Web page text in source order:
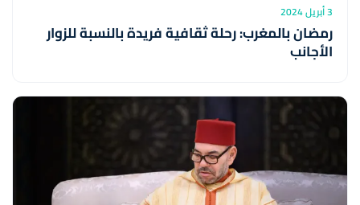
3 أبريل 2024
رمضان بالمغرب: رحلة ثقافية فريدة بالنسبة للزوار
الأجانب